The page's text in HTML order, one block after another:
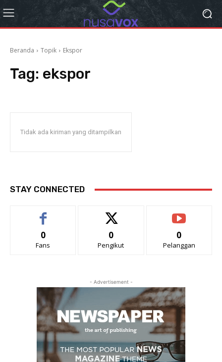
Beranda Topik Ekspor
Tag: ekspor
Tidak ada kiriman yang ditampilkan
STAY CONNECTED
0
Fans
0
Pengikut
0
Pelanggan
- Advertisement -